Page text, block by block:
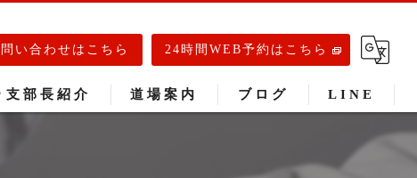
い合わせはこちら 24時間WEB予約はこちら
支部長紹介 道場案内 ブログ LINE